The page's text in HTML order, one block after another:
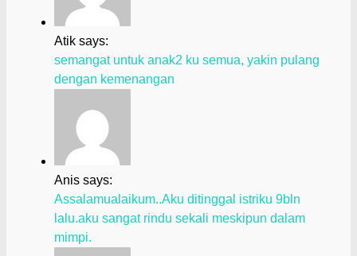
Atik says:
semangat untuk anak2 ku semua, yakin pulang
dengan kemenangan
Anis says:
Assalamualaikum..Aku ditinggal istriku 9bln
lalu.aku sangat rindu sekali meskipun dalam
mimpi.